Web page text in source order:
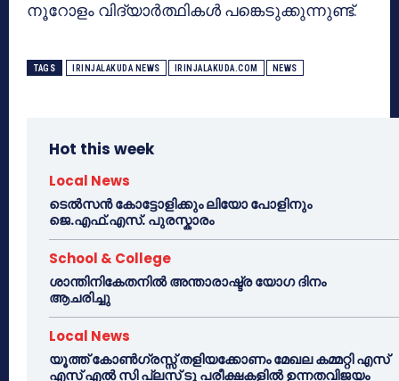
നൂറോളം വിദ്യാര്‍ത്ഥികള്‍ പങ്കെടുക്കുന്നുണ്ട്.
TAGS IRINJALAKUDA NEWS IRINJALAKUDA.COM NEWS
Hot this week
Local News
ടെൽസൻ കോട്ടോളിക്കും ലിയോ പോളിനും
ജെ.എഫ്.എസ്. പുരസ്കാരം
School & College
ശാന്തിനികേതനിൽ അന്താരാഷ്ട്ര യോഗ ദിനം
ആചരിച്ചു
Local News
യൂത്ത് കോൺഗ്രസ്സ് തളിയക്കോണം മേഖല കമ്മറ്റി എസ്
എസ് എൽ സി പ്ലസ് ടു പരീക്ഷകളിൽ ഉന്നതവിജയം